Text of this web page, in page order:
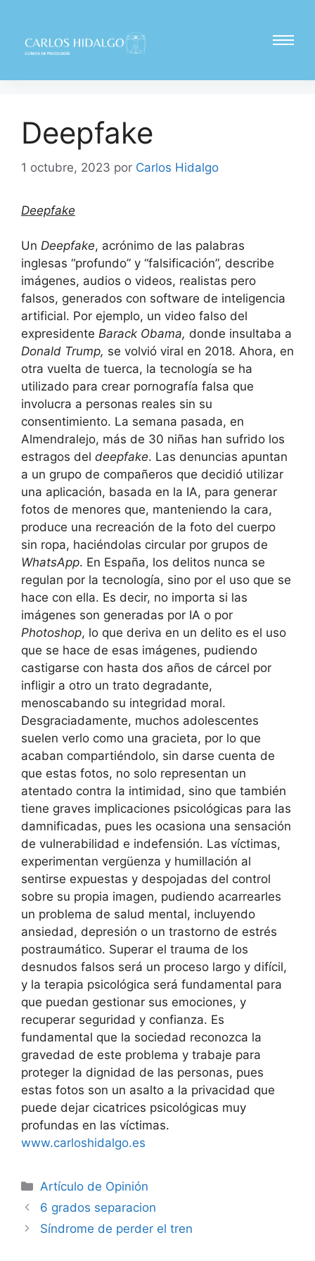
Deepfake
1 octubre, 2023 por Carlos Hidalgo
Deepfake
Un Deepfake, acrónimo de las palabras
inglesas “profundo” y “falsificación”, describe
imágenes, audios o videos, realistas pero
falsos, generados con software de inteligencia
artificial. Por ejemplo, un video falso del
expresidente Barack Obama, donde insultaba a
Donald Trump, se volvió viral en 2018. Ahora, en
otra vuelta de tuerca, la tecnología se ha
utilizado para crear pornografía falsa que
involucra a personas reales sin su
consentimiento. La semana pasada, en
Almendralejo, más de 30 niñas han sufrido los
estragos del deepfake. Las denuncias apuntan
a un grupo de compañeros que decidió utilizar
una aplicación, basada en la IA, para generar
fotos de menores que, manteniendo la cara,
produce una recreación de la foto del cuerpo
sin ropa, haciéndolas circular por grupos de
WhatsApp. En España, los delitos nunca se
regulan por la tecnología, sino por el uso que se
hace con ella. Es decir, no importa si las
imágenes son generadas por IA o por
Photoshop, lo que deriva en un delito es el uso
que se hace de esas imágenes, pudiendo
castigarse con hasta dos años de cárcel por
infligir a otro un trato degradante,
menoscabando su integridad moral.
Desgraciadamente, muchos adolescentes
suelen verlo como una gracieta, por lo que
acaban compartiéndolo, sin darse cuenta de
que estas fotos, no solo representan un
atentado contra la intimidad, sino que también
tiene graves implicaciones psicológicas para las
damnificadas, pues les ocasiona una sensación
de vulnerabilidad e indefensión. Las víctimas,
experimentan vergüenza y humillación al
sentirse expuestas y despojadas del control
sobre su propia imagen, pudiendo acarrearles
un problema de salud mental, incluyendo
ansiedad, depresión o un trastorno de estrés
postraumático. Superar el trauma de los
desnudos falsos será un proceso largo y difícil,
y la terapia psicológica será fundamental para
que puedan gestionar sus emociones, y
recuperar seguridad y confianza. Es
fundamental que la sociedad reconozca la
gravedad de este problema y trabaje para
proteger la dignidad de las personas, pues
estas fotos son un asalto a la privacidad que
puede dejar cicatrices psicológicas muy
profundas en las víctimas.
www.carloshidalgo.es
Artículo de Opinión
6 grados separacion
Síndrome de perder el tren